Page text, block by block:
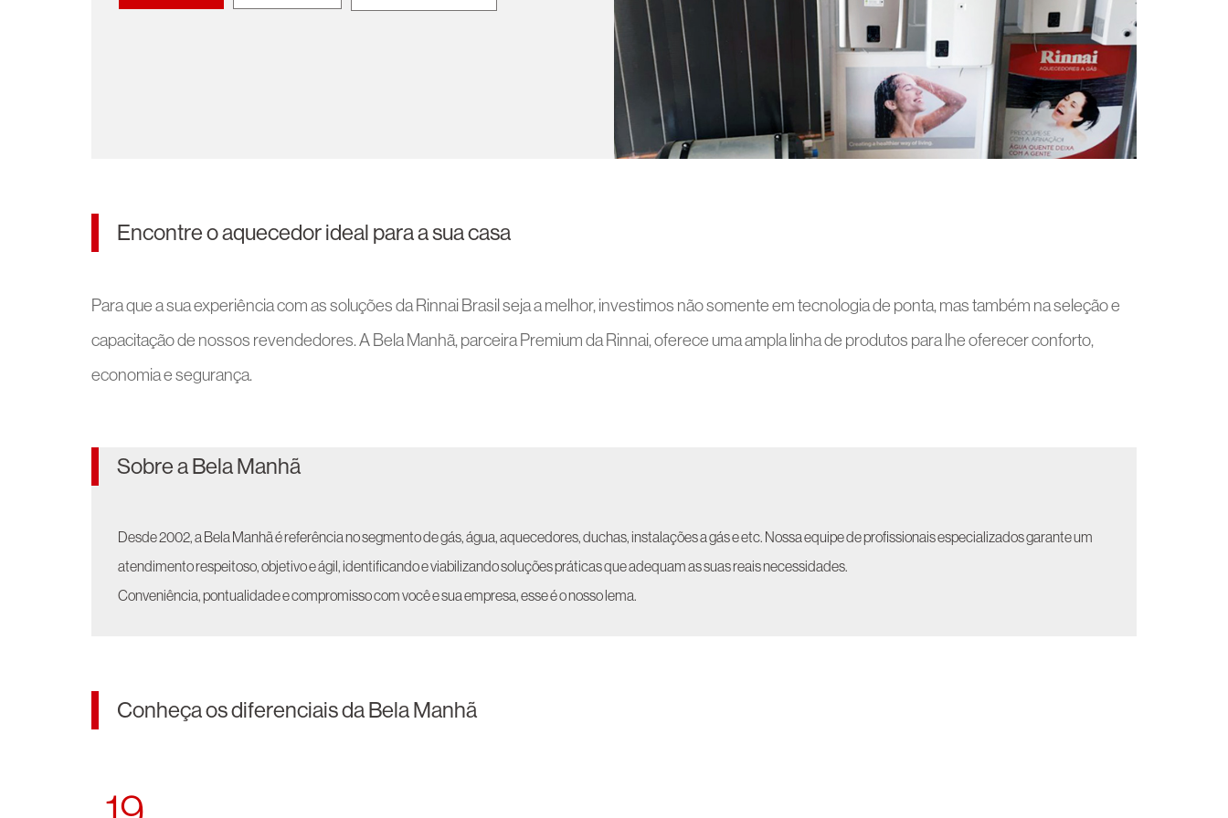
Encontre o aquecedor ideal para a sua casa
Para que a sua experiência com as soluções da Rinnai Brasil seja a melhor, investimos não somente em tecnologia de ponta, mas também na seleção e
capacitação de nossos revendedores. A Bela Manhã, parceira Premium da Rinnai, oferece uma ampla linha de produtos para lhe oferecer conforto,
economia e segurança.
Sobre a Bela Manhã
Desde 2002, a Bela Manhã é referência no segmento de gás, água, aquecedores, duchas, instalações a gás e etc. Nossa equipe de profissionais especializados garante um
atendimento respeitoso, objetivo e ágil, identificando e viabilizando soluções práticas que adequam as suas reais necessidades.
Conveniência, pontualidade e compromisso com você e sua empresa, esse é o nosso lema.
Conheça os diferenciais da Bela Manhã